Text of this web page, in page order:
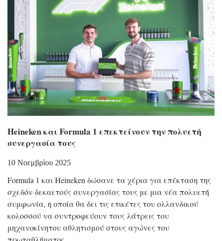
Heineken και Formula 1 επεκτείνουν την πολυετή
συνεργασία τους
10 Νοεμβρίου 2025
Formula 1 και Heineken δώσανε τα χέρια για επέκταση της
σχεδόν δεκαετούς συνεργασίας τους με μια νέα πολυετή
συμφωνία, η οποία θα δει τις ετικέτες του ολλανδικού
κολοσσού να συντροφεύουν τους λάτρεις του
μηχανοκίνητου αθλητισμού στους αγώνες του